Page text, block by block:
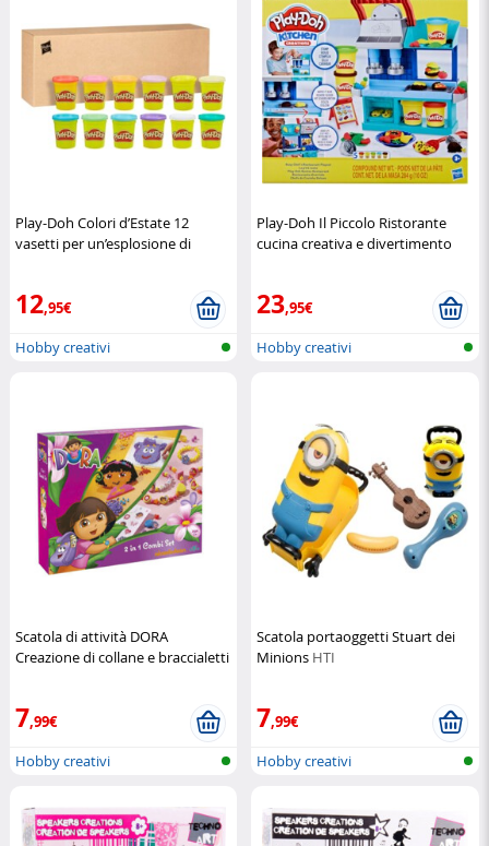
Play-Doh Colori d’Estate 12
vasetti per un’esplosione di
12,95€
Hobby creativi
Play-Doh Il Piccolo Ristorante
cucina creativa e divertimento
23,95€
Hobby creativi
Scatola di attività DORA
Creazione di collane e braccialetti
7,99€
Hobby creativi
Scatola portaoggetti Stuart dei
Minions HTI
7,99€
Hobby creativi